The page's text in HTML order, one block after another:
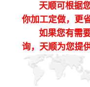
天顺可根据您
你加工定做，更
如果您有需要
询，天顺为您提